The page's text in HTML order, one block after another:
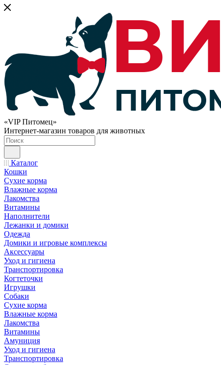
«VIP Питомец»
Интернет-магазин товаров для животных
Каталог
Кошки
Сухие корма
Влажные корма
Лакомства
Витамины
Наполнители
Лежанки и домики
Одежда
Домики и игровые комплексы
Аксессуары
Уход и гигиена
Транспортировка
Когтеточки
Игрушки
Собаки
Сухие корма
Влажные корма
Лакомства
Витамины
Амуниция
Уход и гигиена
Транспортировка